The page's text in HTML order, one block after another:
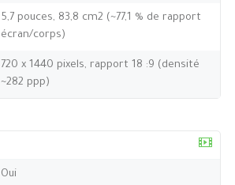
5,7 pouces, 83,8 cm2 (~77,1 % de rapport
écran/corps)
720 x 1440 pixels, rapport 18 :9 (densité
~282 ppp)
Oui